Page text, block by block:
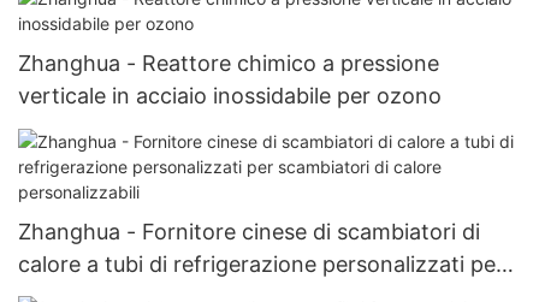
Zhanghua - Reattore chimico a pressione
verticale in acciaio inossidabile per ozono
Zhanghua - Fornitore cinese di scambiatori di
calore a tubi di refrigerazione personalizzati per
scambiatori di calore personalizzabili